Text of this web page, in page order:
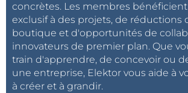
concrètes. Les membres
exclusif à des projets, de réductions
boutique et d'opportunités de
innovateurs de premier plan. Que
train d'apprendre, de concevoir ou
une entreprise, Elektor vous aide à
à créer et à grandir.